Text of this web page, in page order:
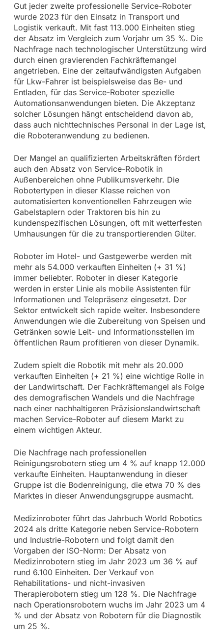
Gut jeder zweite professionelle Service-Roboter
wurde 2023 für den Einsatz in Transport und
Logistik verkauft. Mit fast 113.000 Einheiten stieg
der Absatz im Vergleich zum Vorjahr um 35 %. Die
Nachfrage nach technologischer Unterstützung wird
durch einen gravierenden Fachkräftemangel
angetrieben. Eine der zeitaufwändigsten Aufgaben
für Lkw-Fahrer ist beispielsweise das Be- und
Entladen, für das Service-Roboter spezielle
Automationsanwendungen bieten. Die Akzeptanz
solcher Lösungen hängt entscheidend davon ab,
dass auch nichttechnisches Personal in der Lage ist,
die Roboteranwendung zu bedienen.
Der Mangel an qualifizierten Arbeitskräften fördert
auch den Absatz von Service-Robotik in
Außenbereichen ohne Publikumsverkehr. Die
Robotertypen in dieser Klasse reichen von
automatisierten konventionellen Fahrzeugen wie
Gabelstaplern oder Traktoren bis hin zu
kundenspezifischen Lösungen, oft mit wetterfesten
Umhausungen für die zu transportierenden Güter.
Roboter im Hotel- und Gastgewerbe werden mit
mehr als 54.000 verkauften Einheiten (+ 31 %)
immer beliebter. Roboter in dieser Kategorie
werden in erster Linie als mobile Assistenten für
Informationen und Telepräsenz eingesetzt. Der
Sektor entwickelt sich rapide weiter. Insbesondere
Anwendungen wie die Zubereitung von Speisen und
Getränken sowie Leit- und Informationsstellen im
öffentlichen Raum profitieren von dieser Dynamik.
Zudem spielt die Robotik mit mehr als 20.000
verkauften Einheiten (+ 21 %) eine wichtige Rolle in
der Landwirtschaft. Der Fachkräftemangel als Folge
des demografischen Wandels und die Nachfrage
nach einer nachhaltigeren Präzisionslandwirtschaft
machen Service-Roboter auf diesem Markt zu
einem wichtigen Akteur.
Die Nachfrage nach professionellen
Reinigungsrobotern stieg um 4 % auf knapp 12.000
verkaufte Einheiten. Hauptanwendung in dieser
Gruppe ist die Bodenreinigung, die etwa 70 % des
Marktes in dieser Anwendungsgruppe ausmacht.
Medizinroboter führt das Jahrbuch World Robotics
2024 als dritte Kategorie neben Service-Robotern
und Industrie-Robotern und folgt damit den
Vorgaben der ISO-Norm: Der Absatz von
Medizinrobotern stieg im Jahr 2023 um 36 % auf
rund 6.100 Einheiten. Der Verkauf von
Rehabilitations- und nicht-invasiven
Therapierobotern stieg um 128 %. Die Nachfrage
nach Operationsrobotern wuchs im Jahr 2023 um 4
% und der Absatz von Robotern für die Diagnostik
um 25 %.